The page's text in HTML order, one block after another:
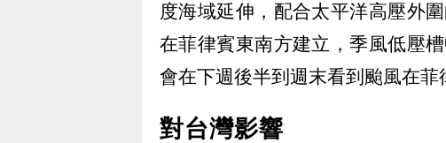
度海域延伸，配合太平洋高壓外
在菲律賓東南方建立，季風低壓
會在下週後半到週末看到颱風在菲
對台灣影響